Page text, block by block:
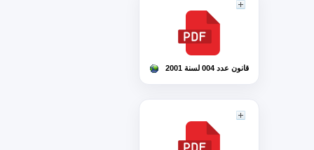
قانون عدد 004 لسنة 2001